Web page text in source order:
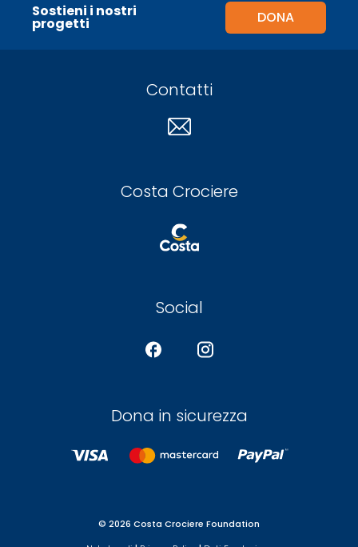
Sostieni i nostri
progetti DONA
Contatti
Costa Crociere
Social
Dona in sicurezza
© 2026 Costa Crociere Foundation